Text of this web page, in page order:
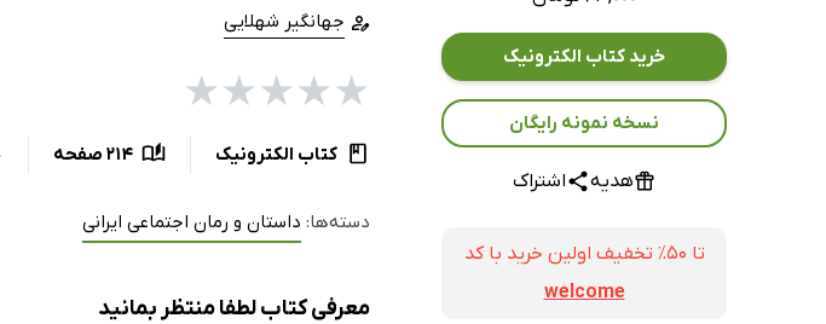
خرید کتاب الکترونیک
نسخه نمونه رایگان
هدیه اشتراک
تا ۵۰٪ تخفیف اولین خرید با کد
welcome
جهانگیر شهلایی
★
★
★
★
★
کتاب الکترونیک 214 صفحه
دسته‌ها: داستان و رمان اجتماعی ایرانی
معرفی کتاب لطفا منتظر بمانید